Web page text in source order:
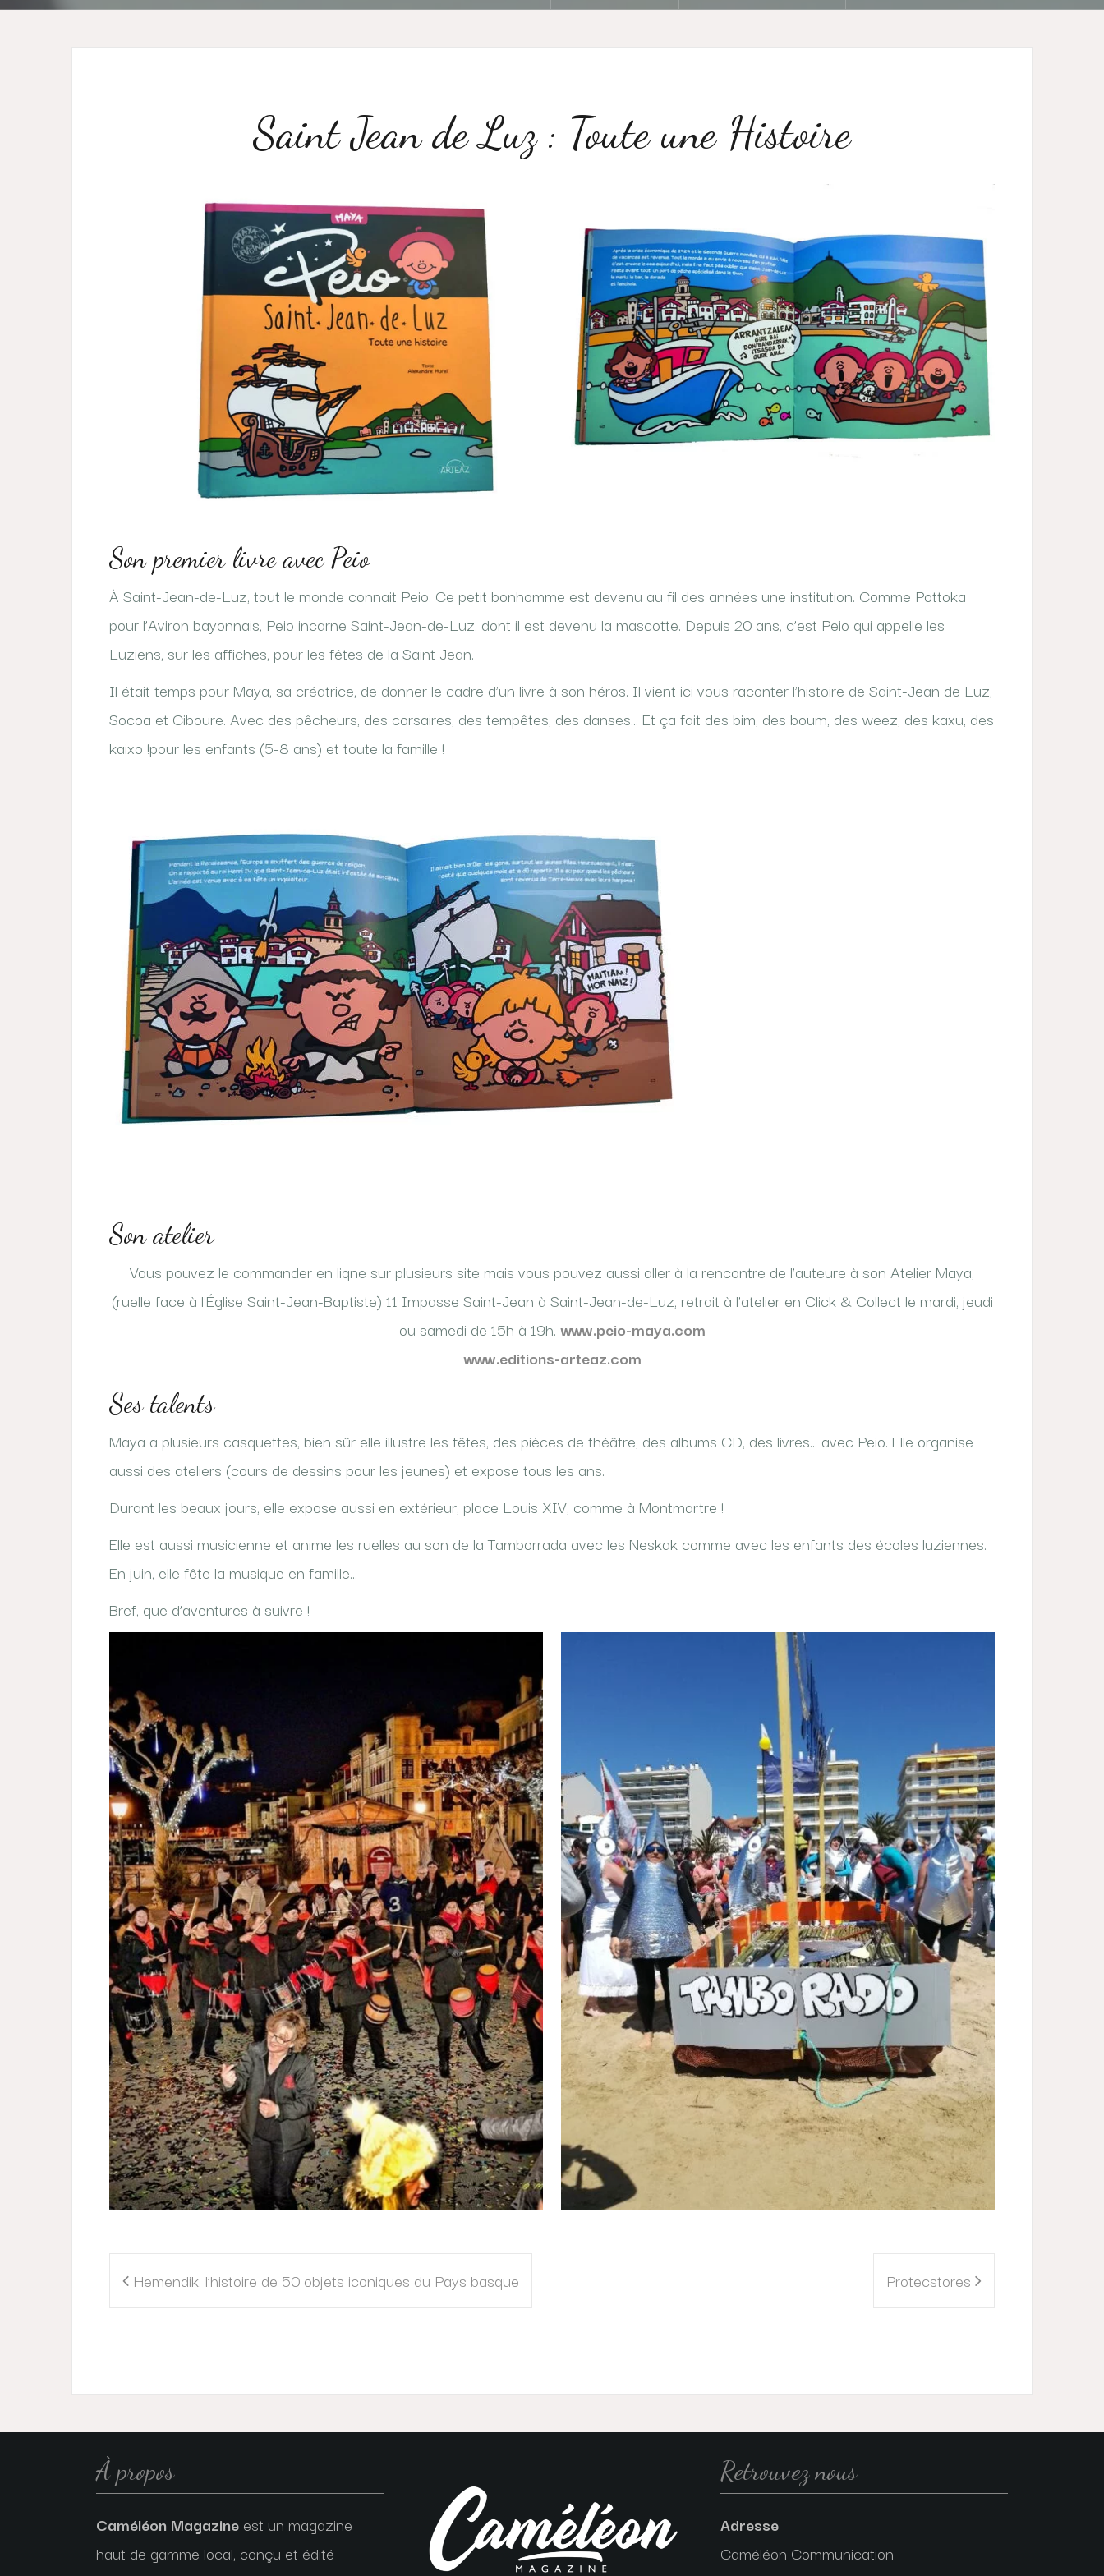
Saint Jean de Luz : Toute une Histoire
Son premier livre avec Peio
À Saint-Jean-de-Luz, tout le monde connait Peio. Ce petit bonhomme est devenu au fil des années une institution. Comme Pottoka
pour l’Aviron bayonnais, Peio incarne Saint-Jean-de-Luz, dont il est devenu la mascotte. Depuis 20 ans, c’est Peio qui appelle les
Luziens, sur les affiches, pour les fêtes de la Saint Jean.
Il était temps pour Maya, sa créatrice, de donner le cadre d’un livre à son héros. Il vient ici vous raconter l’histoire de Saint-Jean de Luz,
Socoa et Ciboure. Avec des pêcheurs, des corsaires, des tempêtes, des danses… Et ça fait des bim, des boum, des weez, des kaxu, des
kaixo !pour les enfants (5-8 ans) et toute la famille !
Son atelier
Vous pouvez le commander en ligne sur plusieurs site mais vous pouvez aussi aller à la rencontre de l’auteure à son Atelier Maya,
(ruelle face à l’Église Saint-Jean-Baptiste) 11 Impasse Saint-Jean à Saint-Jean-de-Luz, retrait à l’atelier en Click & Collect le mardi, jeudi
ou samedi de 15h à 19h. www.peio-maya.com
www.editions-arteaz.com
Ses talents
Maya a plusieurs casquettes, bien sûr elle illustre les fêtes, des pièces de théâtre, des albums CD, des livres… avec Peio. Elle organise
aussi des ateliers (cours de dessins pour les jeunes) et expose tous les ans.
Durant les beaux jours, elle expose aussi en extérieur, place Louis XIV, comme à Montmartre !
Elle est aussi musicienne et anime les ruelles au son de la Tamborrada avec les Neskak comme avec les enfants des écoles luziennes.
En juin, elle fête la musique en famille…
Bref, que d’aventures à suivre !
de Hemendik, l’histoire de 50 objets iconiques du Pays basque Protecstores
À propos
Caméléon Magazine est un magazine
haut de gamme local, conçu et édité
Retrouvez nous
Adresse
Caméléon Communication